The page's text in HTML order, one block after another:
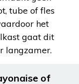
tube of fles
het
gaat dit
langzamer.
of